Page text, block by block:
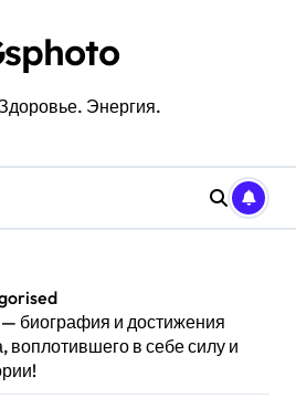
Энергия.
биография и достижения
воплотившего в себе силу и